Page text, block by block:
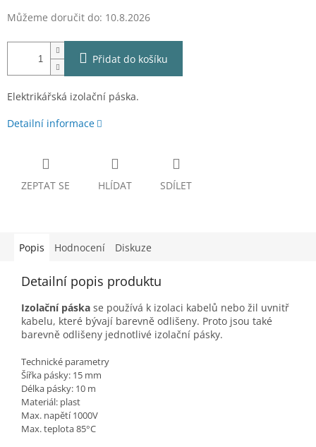
Můžeme doručit do: 10.8.2026
Přidat do košíku
Elektrikářská izolační páska.
Detailní informace
ZEPTAT SE HLÍDAT SDÍLET
Popis Hodnocení Diskuze
Detailní popis produktu
Izolační páska se používá k izolaci kabelů nebo žil uvnitř
kabelu, které bývají barevně odlišeny. Proto jsou také
barevně odlišeny jednotlivé izolační pásky.
Technické parametry
Šířka pásky: 15 mm
Délka pásky: 10 m
Materiál: plast
Max. napětí 1000V
Max. teplota 85°C